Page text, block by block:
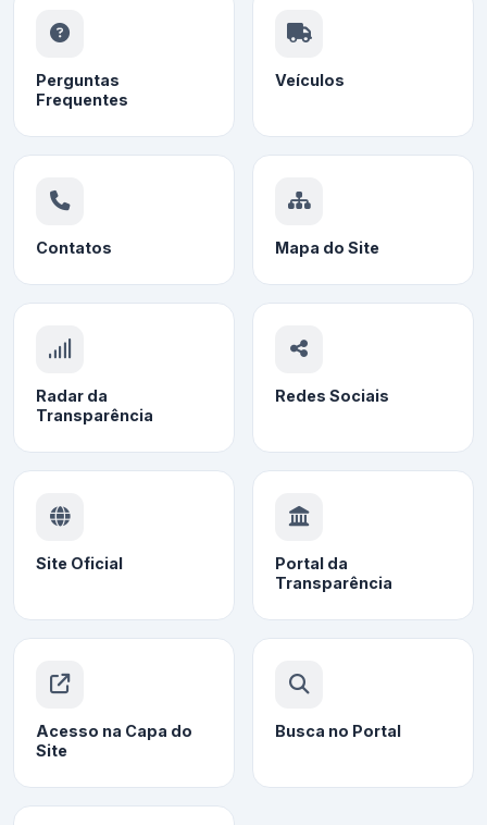
Perguntas
Frequentes
Veículos
Contatos Mapa do Site
Radar da
Transparência
Redes Sociais
Site Oficial
Portal da
Transparência
Acesso na Capa do
Site
Busca no Portal